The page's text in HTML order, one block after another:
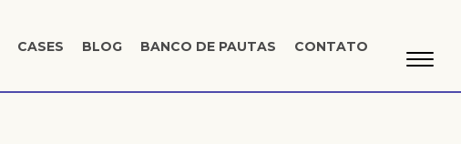
CASES BLOG BANCO DE PAUTAS CONTATO